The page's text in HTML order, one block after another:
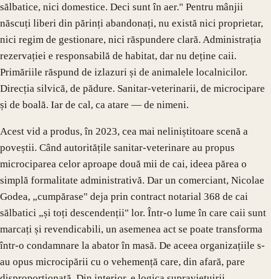
sălbatice, nici domestice. Deci sunt în aer." Pentru mânjii
născuți liberi din părinți abandonați, nu există nici proprietar,
nici regim de gestionare, nici răspundere clară. Administrația
rezervației e responsabilă de habitat, dar nu deține caii.
Primăriile răspund de izlazuri și de animalele localnicilor.
Direcția silvică, de pădure. Sanitar-veterinarii, de microcipare
și de boală. Iar de cal, ca atare — de nimeni.
Acest vid a produs, în 2023, cea mai neliniștitoare scenă a
poveștii. Când autoritățile sanitar-veterinare au propus
microciparea celor aproape două mii de cai, ideea părea o
simplă formalitate administrativă. Dar un comerciant, Nicolae
Godea, „cumpărase" deja prin contract notarial 368 de cai
sălbatici „și toți descendenții" lor. Într-o lume în care caii sunt
marcați și revendicabili, un asemenea act se poate transforma
într-o condamnare la abator în masă. De aceea organizațiile s-
au opus microcipării cu o vehemență care, din afară, pare